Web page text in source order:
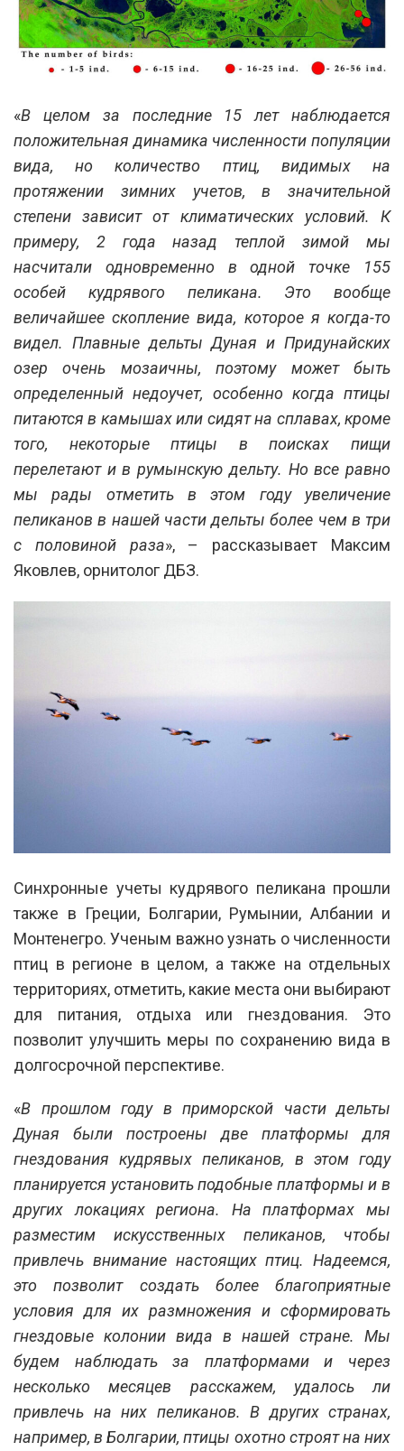
«В целом за последние 15 лет наблюдается
положительная динамика численности популяции
вида, но количество птиц, видимых на
протяжении зимних учетов, в значительной
степени зависит от климатических условий. К
примеру, 2 года назад теплой зимой мы
насчитали одновременно в одной точке 155
особей кудрявого пеликана. Это вообще
величайшее скопление вида, которое я когда-то
видел. Плавные дельты Дуная и Придунайских
озер очень мозаичны, поэтому может быть
определенный недоучет, особенно когда птицы
питаются в камышах или сидят на сплавах, кроме
того, некоторые птицы в поисках пищи
перелетают и в румынскую дельту. Но все равно
мы рады отметить в этом году увеличение
пеликанов в нашей части дельты более чем в три
с половиной раза», – рассказывает Максим
Яковлев, орнитолог ДБЗ.
Синхронные учеты кудрявого пеликана прошли
также в Греции, Болгарии, Румынии, Албании и
Монтенегро. Ученым важно узнать о численности
птиц в регионе в целом, а также на отдельных
территориях, отметить, какие места они выбирают
для питания, отдыха или гнездования. Это
позволит улучшить меры по сохранению вида в
долгосрочной перспективе.
«В прошлом году в приморской части дельты
Дуная были построены две платформы для
гнездования кудрявых пеликанов, в этом году
планируется установить подобные платформы и в
других локациях региона. На платформах мы
разместим искусственных пеликанов, чтобы
привлечь внимание настоящих птиц. Надеемся,
это позволит создать более благоприятные
условия для их размножения и сформировать
гнездовые колонии вида в нашей стране. Мы
будем наблюдать за платформами и через
несколько месяцев расскажем, удалось ли
привлечь на них пеликанов. В других странах,
например, в Болгарии, птицы охотно строят на них